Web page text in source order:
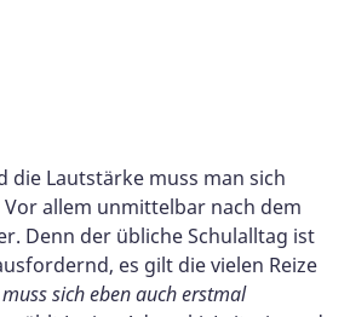
die Lautstärke muss man sich
allem unmittelbar nach dem
Denn der übliche Schulalltag ist
es gilt die vielen Reize
sich eben auch erstmal